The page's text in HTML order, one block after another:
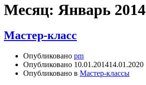
Месяц: Январь 2014
Мастер-класс
Опубликовано pm
Опубликовано 10.01.201414.01.2020
Опубликовано в Мастер-классы